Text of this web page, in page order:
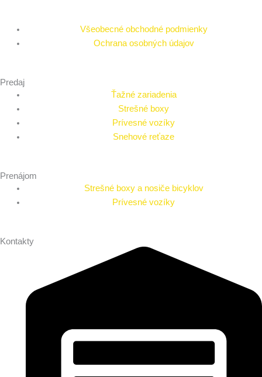
Všeobecné obchodné podmienky
Ochrana osobných údajov
Predaj
Ťažné zariadenia
Strešné boxy
Prívesné vozíky
Snehové reťaze
Prenájom
Strešné boxy a nosiče bicyklov
Prívesné vozíky
Kontakty